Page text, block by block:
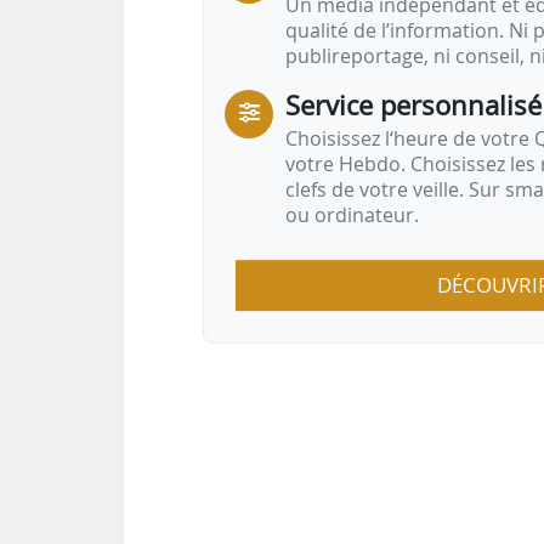
qualité de l’information. Ni
publireportage, ni conseil,
Service personnalisé
Choisissez l‘heure de
votre Hebdo. Choisissez
clefs de votre veille. Sur
ou ordinateur.